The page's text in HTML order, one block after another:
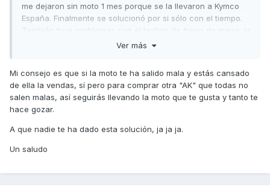
me dejaron sin moto 1 mes porque se la llevaron a Kymco
España. Finalmente se solucionó por si sólo con el tiempo.
También tuve problemas con el testigo de freno de mano, la
como si fuera una moto vieja y las pastillas rozan y se
escuchan en marcha. Tres veces la he llevado al taller y lo
mas que hacen es lijarlas y echarle lubricante a los discos
porque dicen que para cambiar los discos la moto tendría
aceite, y en el taller me dan cita para dentro de dos
Ver más
Mi consejo es que si la moto te ha salido mala y estás cansado
de ella la vendas, sí pero para comprar otra "AK" que todas no
salen malas, así seguirás llevando la moto que te gusta y tanto te
hace gozar.
A que nadie te ha dado esta solución, ja ja ja.
Un saludo